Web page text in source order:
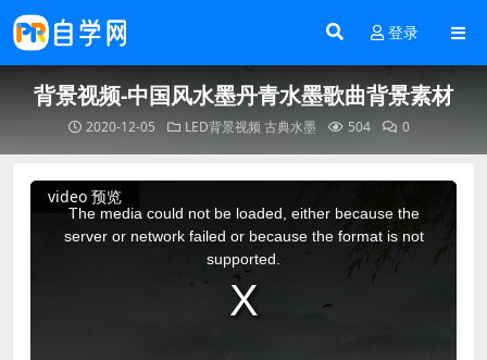
登录
背景视频-中国风水墨丹青水墨歌曲背景素材
2020-12-05 LED背景视频 古典水墨 504 0
video 预览
This
The media could not be loaded, either because the
server or network failed or because the format is not
supported.